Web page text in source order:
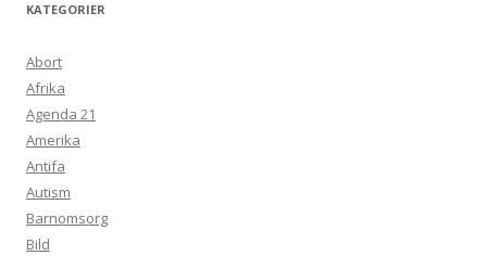
KATEGORIER
Abort
Afrika
Agenda 21
Amerika
Antifa
Autism
Barnomsorg
Bild